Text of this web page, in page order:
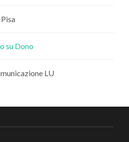
su Dono
LU